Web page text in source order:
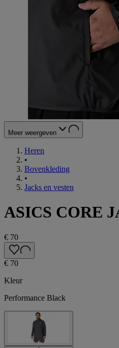
Meer weergeven
Heren
•
Bovenkleding
•
Jacks en vesten
ASICS CORE
€ 70
€ 70
Kleur
Performance Black